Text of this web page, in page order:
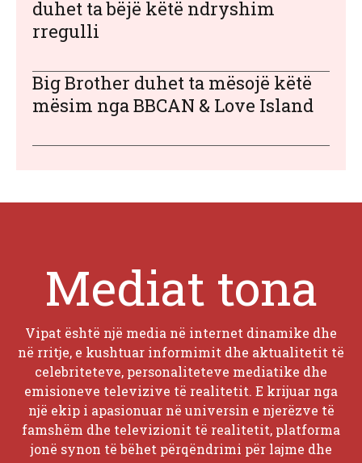
duhet ta bëjë këtë ndryshim
rregulli
Big Brother duhet ta mësojë këtë
mësim nga BBCAN & Love Island
Mediat tona
Vipat është një media në internet dinamike dhe
në rritje, e kushtuar informimit dhe aktualitetit të
celebriteteve, personaliteteve mediatike dhe
emisioneve televizive të realitetit. E krijuar nga
një ekip i apasionuar në universin e njerëzve të
famshëm dhe televizionit të realitetit, platforma
jonë synon të bëhet përqëndrimi për lajme dhe